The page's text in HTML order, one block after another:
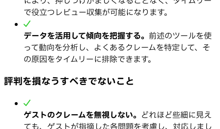
で役立つレビュー収集が可能になります。
データを活用して傾向を把握する。 前述のツールを使
って動向を分析し、よくあるクレームを特定して、そ
の原因をタイムリーに排除できます。
評判を損なうすべきでないこと
ゲストのクレームを無視しない。 どれほど些細に見え